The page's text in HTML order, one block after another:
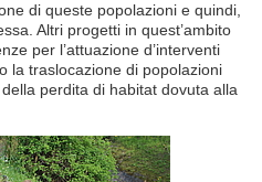
di queste popolazioni e quindi,
Altri progetti in quest’ambito
per l’attuazione d’interventi
la traslocazione di popolazioni
perdita di habitat dovuta alla